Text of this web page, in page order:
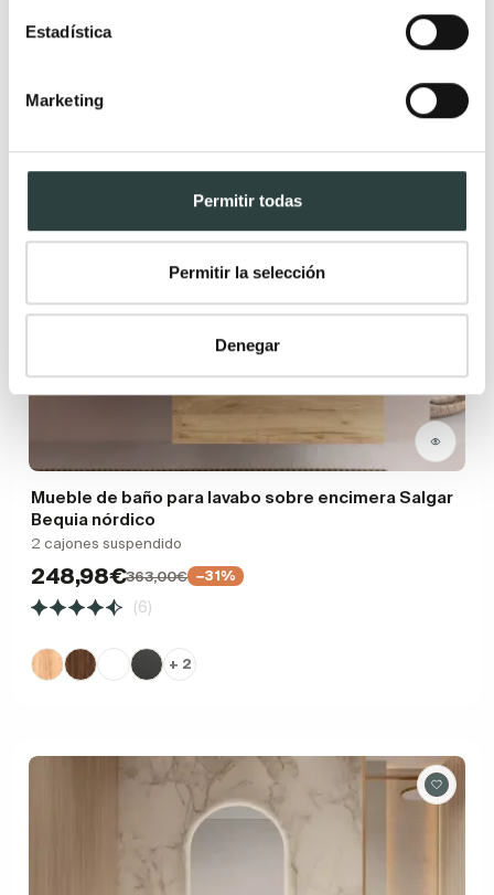
Estadística
Marketing
Permitir todas
Permitir la selección
Denegar
Mueble de baño para lavabo sobre encimera Salgar
Bequia nórdico
2 cajones suspendido
248,98€363,00€ −31%
(6)
+ 2